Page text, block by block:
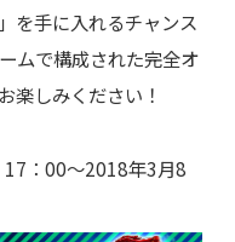
を手に入れるチャンス
ムで構成された完全オ
楽しみください！
：00～2018年3月8